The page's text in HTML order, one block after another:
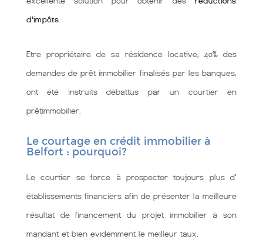
d'impôts
Etre propriétaire de sa résidence locative, 40% des
demandes de prêt immobilier finalisés par les banques,
ont été instruits débattus par un courtier en
prêtimmobilier.
Le courtage en crédit immobilier à
Belfort : pourquoi?
Le courtier se force à prospecter toujours plus d'
établissements financiers afin de présenter la meilleure
résultat de financement du projet immobilier à son
mandant et bien évidemment le meilleur taux.